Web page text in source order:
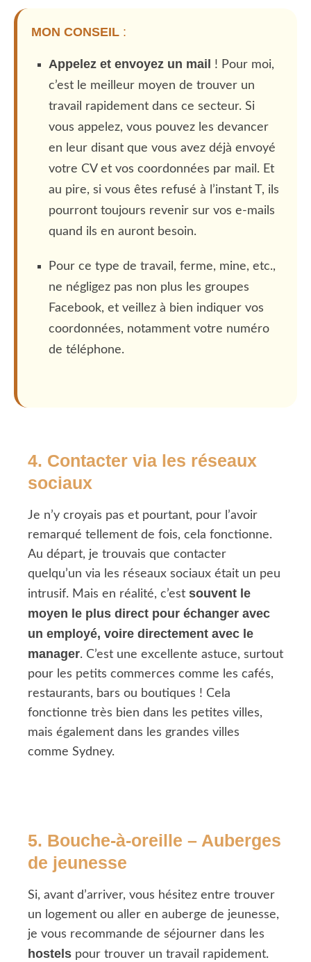
MON CONSEIL :
Appelez et envoyez un mail ! Pour moi,
c’est le meilleur moyen de trouver un
travail rapidement dans ce secteur. Si
vous appelez, vous pouvez les devancer
en leur disant que vous avez déjà envoyé
votre CV et vos coordonnées par mail. Et
au pire, si vous êtes refusé à l’instant T, ils
pourront toujours revenir sur vos e-mails
quand ils en auront besoin.
Pour ce type de travail, ferme, mine, etc.,
ne négligez pas non plus les groupes
Facebook, et veillez à bien indiquer vos
coordonnées, notamment votre numéro
de téléphone.
4. Contacter via les réseaux
sociaux
Je n’y croyais pas et pourtant, pour l’avoir
remarqué tellement de fois, cela fonctionne.
Au départ, je trouvais que contacter
quelqu’un via les réseaux sociaux était un peu
intrusif. Mais en réalité, c’est souvent le
moyen le plus direct pour échanger avec
un employé, voire directement avec le
manager. C’est une excellente astuce, surtout
pour les petits commerces comme les cafés,
restaurants, bars ou boutiques ! Cela
fonctionne très bien dans les petites villes,
mais également dans les grandes villes
comme Sydney.
5. Bouche-à-oreille – Auberges
de jeunesse
Si, avant d’arriver, vous hésitez entre trouver
un logement ou aller en auberge de jeunesse,
je vous recommande de séjourner dans les
hostels pour trouver un travail rapidement.